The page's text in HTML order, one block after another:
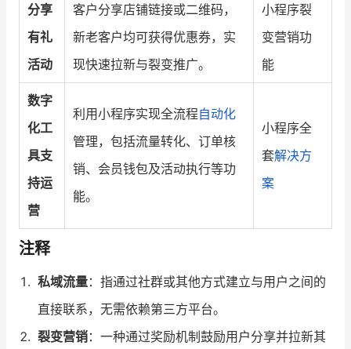
分享
有礼
活动
客户分享店铺链接或二维码，
新老客户均可获得优惠券，实
现快速拉新与裂变推广。
小程序裂
变营销功
能
数字
化工
具支
持运
营
利用小程序实现全流程自动化
管理，包括流量转化、订单核
销、会员钱包及活动执行等功
能。
小程序全
套解决方
案
注释
私域流量：指通过社群或其他方式建立与用户之间的
直接联系，无需依赖第三方平台。
裂变营销：一种通过奖励机制鼓励用户分享并拉新其